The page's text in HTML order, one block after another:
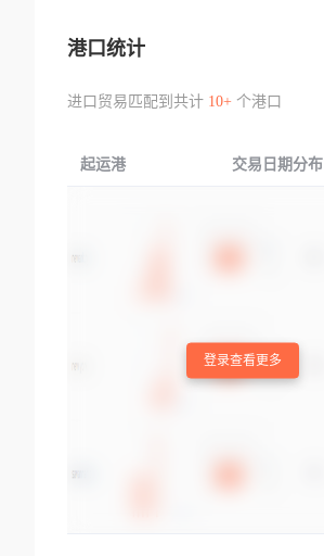
港口统计
进口贸易匹配到共计 10+个港口
起运港 交易日期分布
登录查看更多